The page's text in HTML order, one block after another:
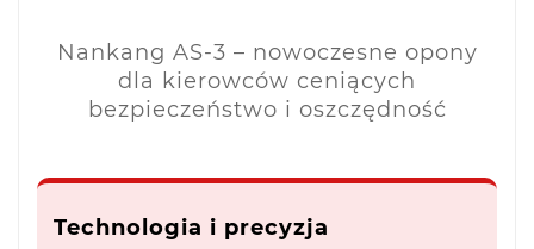
Nankang AS-3 – nowoczesne opony
dla kierowców ceniących
bezpieczeństwo i oszczędność
Technologia i precyzja